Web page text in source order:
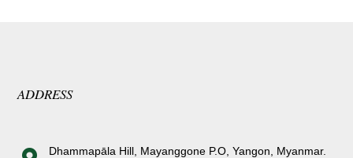
ADDRESS
Dhammapāla Hill, Mayanggone P.O, Yangon, Myanmar.